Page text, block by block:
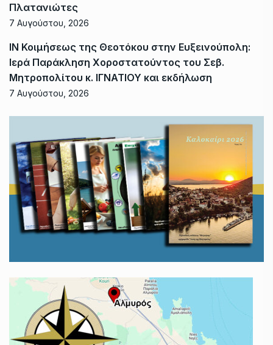
Πλατανιώτες
7 Αυγούστου, 2026
ΙΝ Κοιμήσεως της Θεοτόκου στην Ευξεινούπολη:
Ιερά Παράκληση Χοροστατούντος του Σεβ.
Μητροπολίτου κ. ΙΓΝΑΤΙΟΥ και εκδήλωση
7 Αυγούστου, 2026